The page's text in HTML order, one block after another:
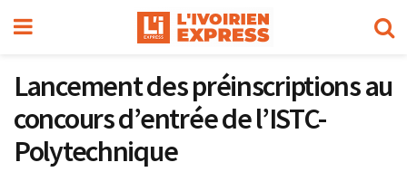
Lancement des préinscriptions au
concours d’entrée de l’ISTC-
Polytechnique